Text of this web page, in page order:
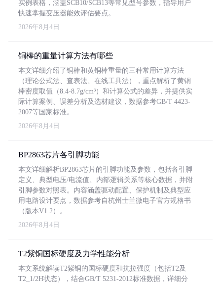
实例表格，涵盖SCB10/SCB13等常见型号参数，指导用户
快速掌握变压器能效评估要点。
2026年8月4日
铜棒的重量计算方法有哪些
本文详细介绍了铜棒和黄铜棒重量的三种常用计算方法
（理论公式法、查表法、在线工具法），重点解析了黄铜
棒密度取值（8.4-8.7g/cm³）和计算公式的差异，并提供实
际计算案例、误差分析及选材建议，数据参考GB/T 4423-
2007等国家标准。
2026年8月4日
BP2863芯片各引脚功能
本文详细解析BP2863芯片的引脚功能及参数，包括各引脚
定义、典型电压/电流值、内部逻辑关系等核心数据，并附
引脚参数对照表。内容涵盖驱动配置、保护机制及典型应
用电路设计要点，数据参考自杭州士兰微电子官方规格书
（版本V1.2）。
2026年8月4日
T2紫铜国标硬度及力学性能分析
本文系统解读T2紫铜的国标硬度和抗拉强度（包括T2及
T2_1/2H状态），结合GB/T 5231-2012标准数据，详细分